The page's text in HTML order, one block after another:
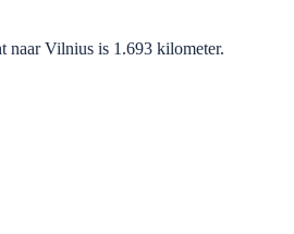
naar Vilnius is 1.693 kilometer.